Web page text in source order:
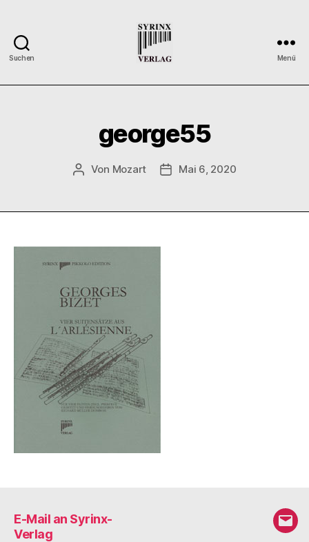
Suchen
Verlag
Verlag
der
Flötisten
Menü
george55
Beitragsautor
Von Mozart Veröffentlichungsdatum
Mai 6, 2020
E-Mail an Syrinx-
Verlag
E-